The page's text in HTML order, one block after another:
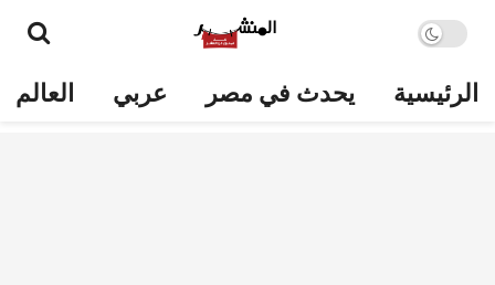
الرئيسية يحدث في مصر عربي العالم